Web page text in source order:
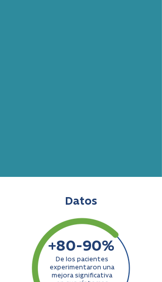
Datos
+80-90%
De los pacientes
experimentaron una
mejora significativa